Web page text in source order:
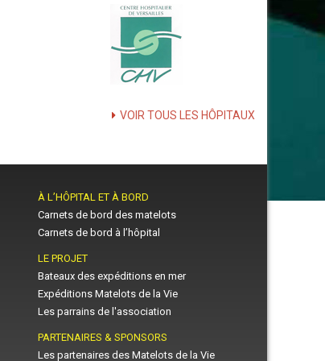
VOIR TOUS LES HÔPITAUX
À L’HÔPITAL ET À BORD
Carnets de bord des matelots
Carnets de bord à l’hôpital
LE PROJET
Bateaux des expéditions en mer
Expéditions Matelots de la Vie
Les parrains de l'association
PARTENAIRES & SPONSORS
Les partenaires des Matelots de la Vie